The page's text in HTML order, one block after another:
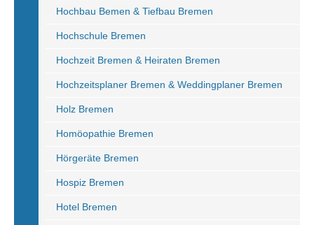
Hochbau Bemen & Tiefbau Bremen
Hochschule Bremen
Hochzeit Bremen & Heiraten Bremen
Hochzeitsplaner Bremen & Weddingplaner Bremen
Holz Bremen
Homöopathie Bremen
Hörgeräte Bremen
Hospiz Bremen
Hotel Bremen